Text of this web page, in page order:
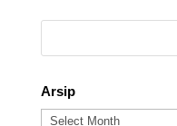
Arsip
Arsip